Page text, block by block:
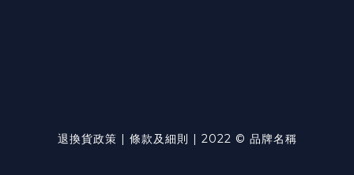
退換貨政策 | 條款及細則 | 2022 © 品牌名稱